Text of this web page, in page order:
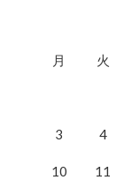
月
火
3 4
10 11